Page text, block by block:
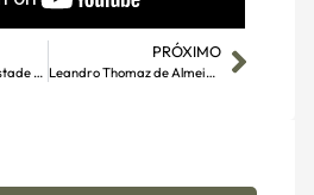
Rubem Alves: tempestade e bonança no pensamento protestante brasileiro
PRÓXIMO
Leandro Thomaz de Almeida fala sobre Fundamentalismo Religioso ao Lado a Lado, com Mirna Bicalho